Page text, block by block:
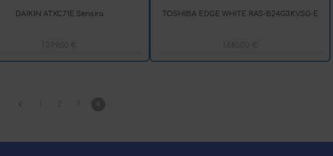
DAIKIN ATXC71E Sensira
1.399,00 €
TOSHIBA EDGE WHITE RAS-B24G3KVSG-E
1.580,00 €
2 3